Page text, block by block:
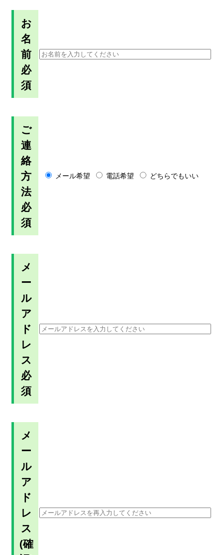
お
名
前
必
須
ご
連
絡
方
法
必
須
メール希望 電話希望 どちらでもいい
メ
ー
ル
ア
ド
レ
ス
必
須
メ
ー
ル
ア
ド
レ
ス
(確